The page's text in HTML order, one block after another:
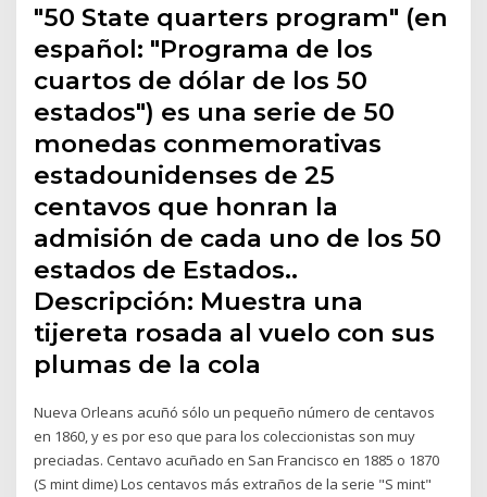
"50 State quarters program" (en
español: "Programa de los
cuartos de dólar de los 50
estados") es una serie de 50
monedas conmemorativas
estadounidenses de 25
centavos que honran la
admisión de cada uno de los 50
estados de Estados..
Descripción: Muestra una
tijereta rosada al vuelo con sus
plumas de la cola
Nueva Orleans acuñó sólo un pequeño número de centavos
en 1860, y es por eso que para los coleccionistas son muy
preciadas. Centavo acuñado en San Francisco en 1885 o 1870
(S mint dime) Los centavos más extraños de la serie "S mint"